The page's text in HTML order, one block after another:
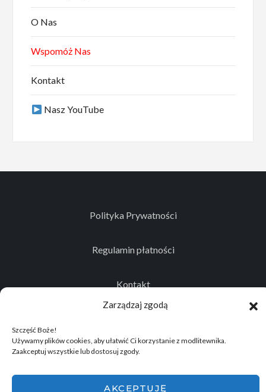
Zarządzaj zgodą
Szczęść Boże!
Używamy plików cookies, aby ułatwić Ci korzystanie z modlitewnika.
Zaakceptuj wszystkie lub dostosuj zgody.
AKCEPTUJĘ
O Nas
Wspomóż Nas
Kontakt
Nasz YouTube
Polityka Prywatności
Regulamin płatności
Kontakt
© 2026Projekt realizowany przez Stowarzyszenie